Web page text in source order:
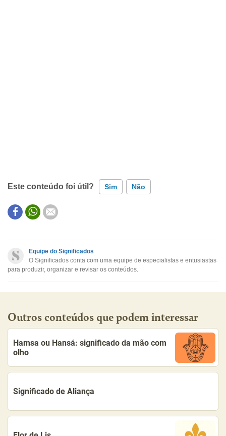
Este conteúdo foi útil? Sim Não
Este conteúdo não tem a informação que procuro
Outro
Equipe do Significados
O Significados conta com uma equipe de especialistas e entusiastas
para produzir, organizar e revisar os conteúdos.
Outros conteúdos que podem interessar
Hamsa ou Hansá: significado da mão com
olho
Significado de Aliança